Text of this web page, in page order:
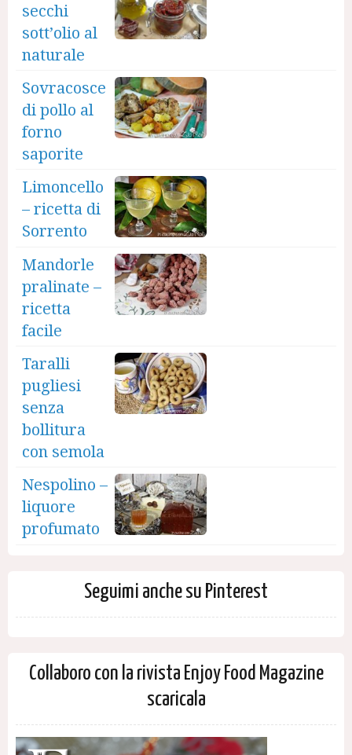
secchi
sott’olio al
naturale
Sovracosce
di pollo al
forno
saporite
Limoncello
– ricetta di
Sorrento
Mandorle
pralinate –
ricetta
facile
Taralli
pugliesi
senza
bollitura
con semola
Nespolino –
liquore
profumato
Seguimi anche su Pinterest
Collaboro con la rivista Enjoy Food Magazine
scaricala